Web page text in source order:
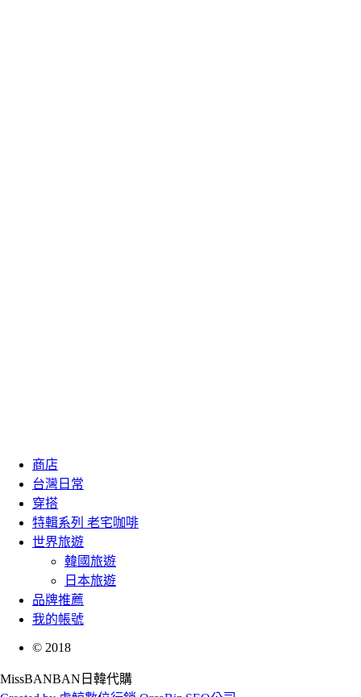
商店
台灣日常
穿搭
特輯系列 老宅咖啡
世界旅遊
韓國旅遊
日本旅遊
品牌推薦
我的帳號
© 2018
MissBANBAN日韓代購